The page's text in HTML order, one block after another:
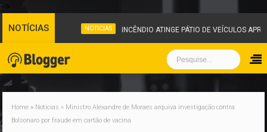
-->
NOTÍCIAS NOTICIAS INCÊNDIO ATINGE PÁTIO DE VEÍCULOS
Home » Noticias » Ministro Alexandre de Moraes arquiva investigação contra
Bolsonaro por fraude em cartão de vacina